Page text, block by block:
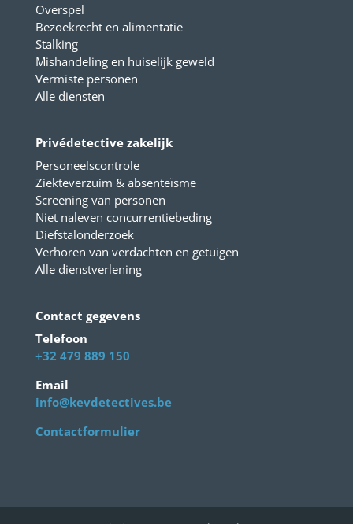
Overspel
Bezoekrecht en alimentatie
Stalking
Mishandeling en huiselijk geweld
Vermiste personen
Alle diensten
Privédetective zakelijk
Personeelscontrole
Ziekteverzuim & absenteïsme
Screening van personen
Niet naleven concurrentiebeding
Diefstalonderzoek
Verhoren van verdachten en getuigen
Alle dienstverlening
Contact gegevens
Telefoon
+32 479 889 150
Email
info@kevdetectives.be
Contactformulier